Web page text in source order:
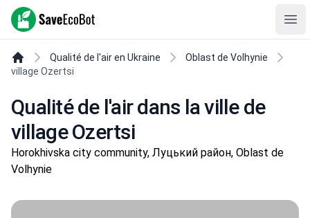
SaveEcoBot
Qualité de l'air en Ukraine
Oblast de Volhynie
village Ozertsi
Qualité de l'air dans la ville de
village Ozertsi
Horokhivska city community, Луцький район, Oblast de
Volhynie